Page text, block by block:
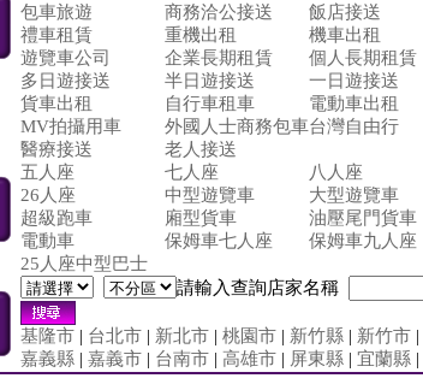
包車旅遊
商務洽公接送 飯店接送
禮車租賃
重機出租 機車出租
遊覽車公司
企業長期租賃 個人長期租賃
多日遊接送
半日遊接送 一日遊接送
貨車出租
自行車租車 電動車出租
MV拍攝用車
外國人士商務包車台灣自由行
醫療接送
老人接送
五人座
七人座 八人座
26人座
中型遊覽車 大型遊覽車
超級跑車
廂型貨車 油壓尾門貨車
電動車
保姆車七人座 保姆車九人座
25人座中型巴士
請輸入查詢店家名稱
基隆市 | 台北市 | 新北市 | 桃園市 | 新竹縣 | 新竹市 |
嘉義縣 | 嘉義市 | 台南市 | 高雄市 | 屏東縣 | 宜蘭縣 |